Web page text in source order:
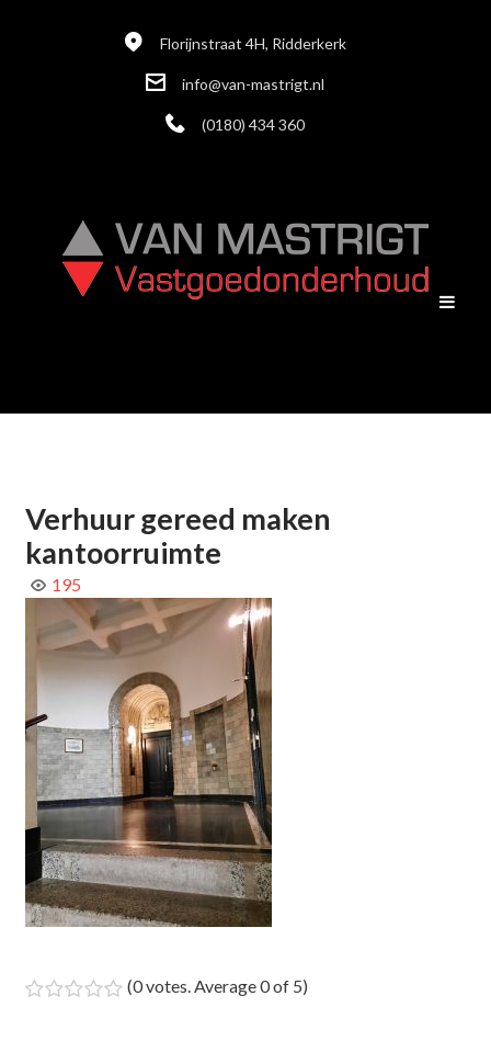
Florijnstraat 4H, Ridderkerk
info@van-mastrigt.nl
(0180) 434 360
Verhuur gereed maken
kantoorruimte
195
(0 votes. Average0of 5)